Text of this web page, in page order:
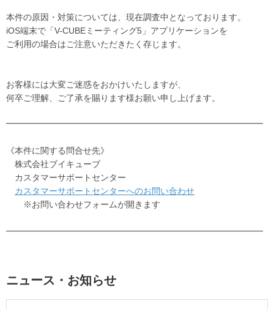
本件の原因・対策については、現在調査中となっております。
iOS端末で「V-CUBEミーティング5」アプリケーションを
ご利用の場合はご注意いただきたく存じます。
お客様には大変ご迷惑をおかけいたしますが、
何卒ご理解、ご了承を賜ります様お願い申し上げます。
━━━━━━━━━━━━━━━━━━━━━━━━━━━━━━
《本件に関する問合せ先》
株式会社ブイキューブ
カスタマーサポートセンター
カスタマーサポートセンターへのお問い合わせ
※お問い合わせフォームが開きます
━━━━━━━━━━━━━━━━━━━━━━━━━━━━━━
ニュース・お知らせ